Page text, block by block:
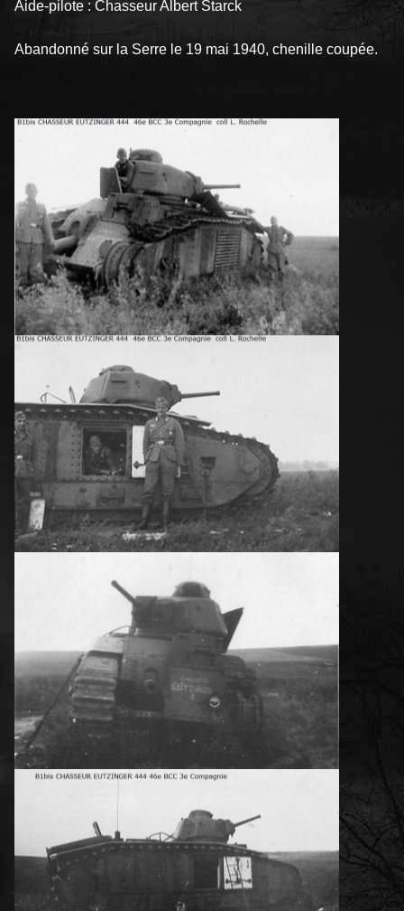
Aide-pilote : Chasseur Albert Starck
Abandonné sur la Serre le 19 mai 1940, chenille coupée.